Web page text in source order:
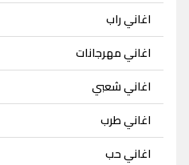
اغاني راب
اغاني مهرجانات
اغاني شعبي
اغاني طرب
اغاني حب